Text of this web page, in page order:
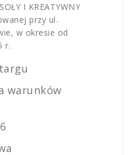
I KREATYWNY
przy ul.
w okresie od
r.
warunków